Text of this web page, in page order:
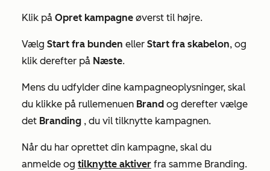
Klik på Opret kampagne øverst til højre.
Vælg Start fra bunden eller Start fra skabelon, og
klik derefter på Næste.
Mens du udfylder dine kampagneoplysninger, skal
du klikke på rullemenuen Brand og derefter vælge
det Branding , du vil tilknytte kampagnen.
Når du har oprettet din kampagne, skal du
anmelde og tilknytte aktiver fra samme Branding.